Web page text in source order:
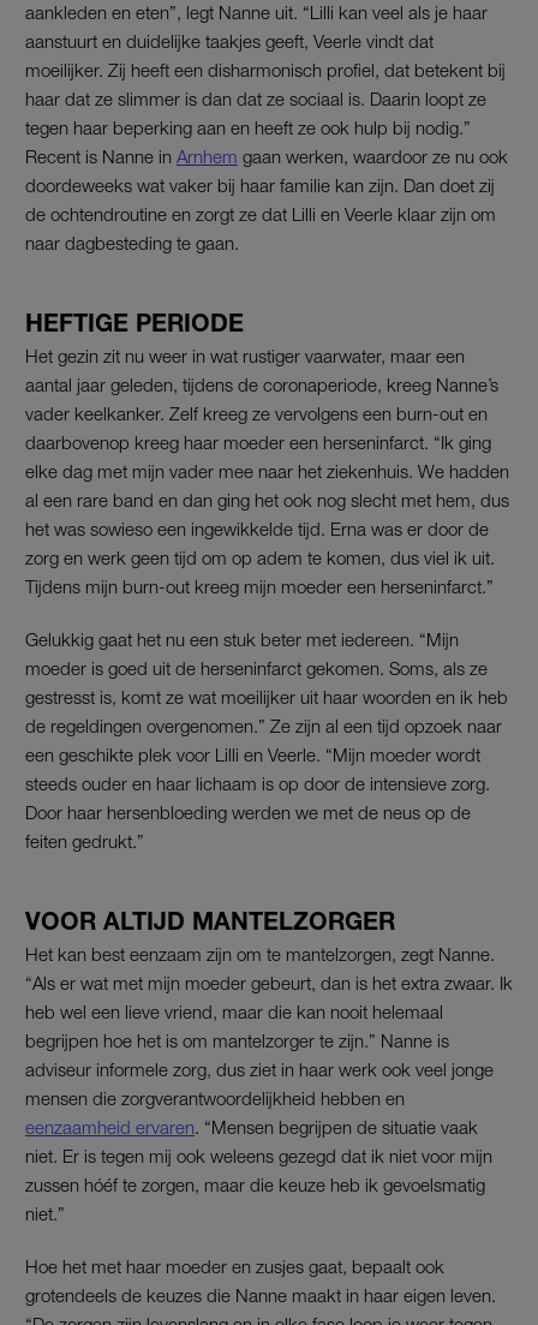
aankleden en eten”, legt Nanne uit. “Lilli kan veel als je haar
aanstuurt en duidelijke taakjes geeft, Veerle vindt dat
moeilijker. Zij heeft een disharmonisch profiel, dat betekent bij
haar dat ze slimmer is dan dat ze sociaal is. Daarin loopt ze
tegen haar beperking aan en heeft ze ook hulp bij nodig.”
Recent is Nanne in Arnhem gaan werken, waardoor ze nu ook
doordeweeks wat vaker bij haar familie kan zijn. Dan doet zij
de ochtendroutine en zorgt ze dat Lilli en Veerle klaar zijn om
naar dagbesteding te gaan.
HEFTIGE PERIODE
Het gezin zit nu weer in wat rustiger vaarwater, maar een
aantal jaar geleden, tijdens de coronaperiode, kreeg Nanne’s
vader keelkanker. Zelf kreeg ze vervolgens een burn-out en
daarbovenop kreeg haar moeder een herseninfarct. “Ik ging
elke dag met mijn vader mee naar het ziekenhuis. We hadden
al een rare band en dan ging het ook nog slecht met hem, dus
het was sowieso een ingewikkelde tijd. Erna was er door de
zorg en werk geen tijd om op adem te komen, dus viel ik uit.
Tijdens mijn burn-out kreeg mijn moeder een herseninfarct.”
Gelukkig gaat het nu een stuk beter met iedereen. “Mijn
moeder is goed uit de herseninfarct gekomen. Soms, als ze
gestresst is, komt ze wat moeilijker uit haar woorden en ik heb
de regeldingen overgenomen.” Ze zijn al een tijd opzoek naar
een geschikte plek voor Lilli en Veerle. “Mijn moeder wordt
steeds ouder en haar lichaam is op door de intensieve zorg.
Door haar hersenbloeding werden we met de neus op de
feiten gedrukt.”
VOOR ALTIJD MANTELZORGER
Het kan best eenzaam zijn om te mantelzorgen, zegt Nanne.
“Als er wat met mijn moeder gebeurt, dan is het extra zwaar. Ik
heb wel een lieve vriend, maar die kan nooit helemaal
begrijpen hoe het is om mantelzorger te zijn.” Nanne is
adviseur informele zorg, dus ziet in haar werk ook veel jonge
mensen die zorgverantwoordelijkheid hebben en
eenzaamheid ervaren. “Mensen begrijpen de situatie vaak
niet. Er is tegen mij ook weleens gezegd dat ik niet voor mijn
zussen hóéf te zorgen, maar die keuze heb ik gevoelsmatig
niet.”
Hoe het met haar moeder en zusjes gaat, bepaalt ook
grotendeels de keuzes die Nanne maakt in haar eigen leven.